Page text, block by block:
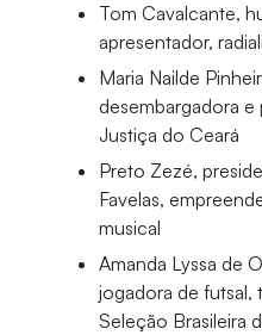
Tom Cavalcante,
apresentador,
Maria Nailde
desembargadora
Justiça do Ceará
Preto Zezé,
Favelas,
musical
Amanda Lyssa de
jogadora de futsal,
Seleção Brasileira